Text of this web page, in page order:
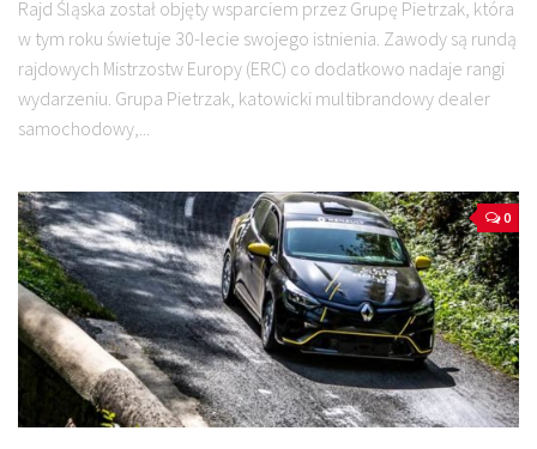
Rajd Śląska został objęty wsparciem przez Grupę Pietrzak, która
w tym roku świetuje 30-lecie swojego istnienia. Zawody są rundą
rajdowych Mistrzostw Europy (ERC) co dodatkowo nadaje rangi
wydarzeniu. Grupa Pietrzak, katowicki multibrandowy dealer
samochodowy,...
0